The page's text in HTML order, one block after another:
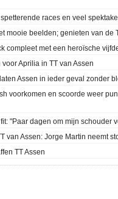
races en veel
mooie beelden; genieten van de
compleet met een heroïsche
Aprilia in TT van Assen
Assen in ieder geval zonder
voorkomen en scoorde weer
"Paar dagen om mijn schouder
van Assen: Jorge Martin neemt
TT Assen